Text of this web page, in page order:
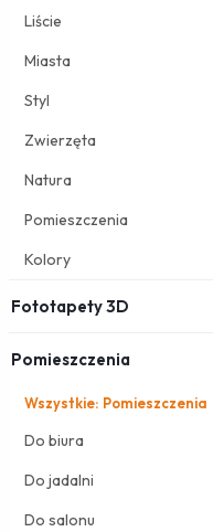
Liście
Miasta
Styl
Zwierzęta
Natura
Pomieszczenia
Kolory
Fototapety 3D
Pomieszczenia
Wszystkie: Pomieszczenia
Do biura
Do jadalni
Do salonu